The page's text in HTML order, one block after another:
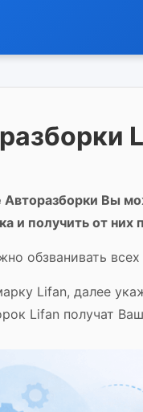
Авторазборки Вы
и получить от них
обзванивать
Lifan, далее
Lifan получат